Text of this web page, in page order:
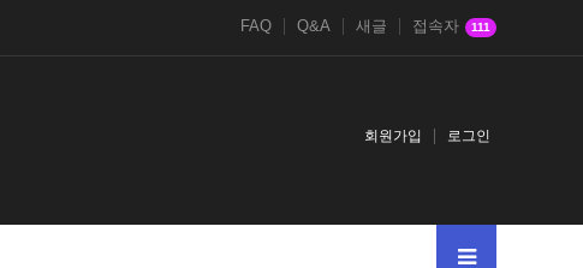
FAQ Q&A 새글 접속자 111
회원가입 로그인